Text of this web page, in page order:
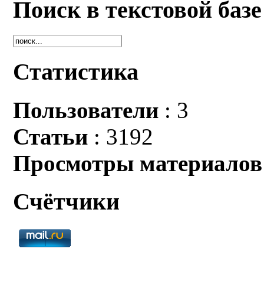
Поиск в текстовой базе
Статистика
Пользователи : 3
Статьи : 3192
Просмотры материалов
Счётчики